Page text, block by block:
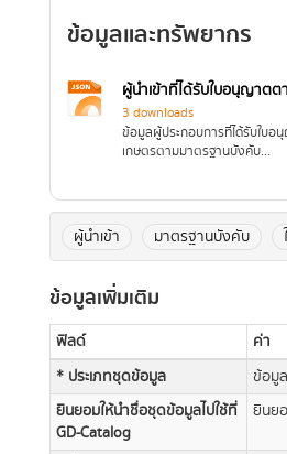
ข้อมูลและทรัพยากร
ผู้นำเข้าที่ได้รับใบอนุญาต
3 downloads
ข้อมูลผู้ประกอบการที่ได้รับใบอ
เกษตรตามมาตรฐานบังคับ...
ผู้นำเข้า มาตรฐานบังคับ
ข้อมูลเพิ่มเติม
ฟิลด์
ค่า
* ประเภทชุดข้อมูล
ข้อมู
ยินยอมให้นำชื่อชุดข้อมูลไปใช้ที่
GD-Catalog
ยินย